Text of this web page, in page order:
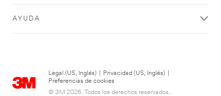
AYUDA
Legal (US, Inglés) Privacidad (US, Inglés)
Preferencias de cookies
© 3M 2026. Todos los derechos reservados..